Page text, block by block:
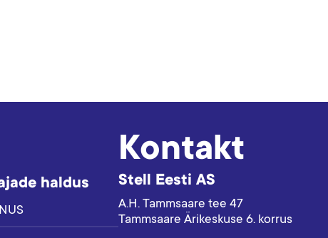
haldus
Kontakt
Stell Eesti AS
A.H. Tammsaare tee 47
Tammsaare Ärikeskuse 6. korrus